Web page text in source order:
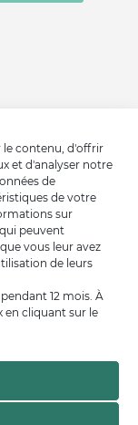
le contenu, d'offrir
et d'analyser notre
de
de votre
sur
peuvent
vous leur avez
de leurs
12 mois. À
cliquant sur le